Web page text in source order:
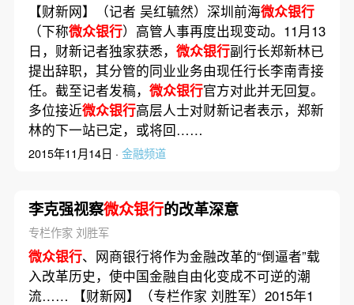
【财新网】（记者 吴红毓然）深圳前海微众银行
（下称微众银行）高管人事再度出现变动。11月13
日，财新记者独家获悉， 微众银行副行长郑新林已
提出辞职，其分管的同业业务由现任行长李南青接
任。截至记者发稿， 微众银行官方对此并无回复。
多位接近微众银行高层人士对财新记者表示，郑新
林的下一站已定，或将回……
2015年11月14日 · 金融频道
李克强视察微众银行的改革深意
专栏作家 刘胜军
微众银行、网商银行将作为金融改革的“倒逼者”载
入改革历史，使中国金融自由化变成不可逆的潮
流…… 【财新网】（专栏作家 刘胜军）2015年1